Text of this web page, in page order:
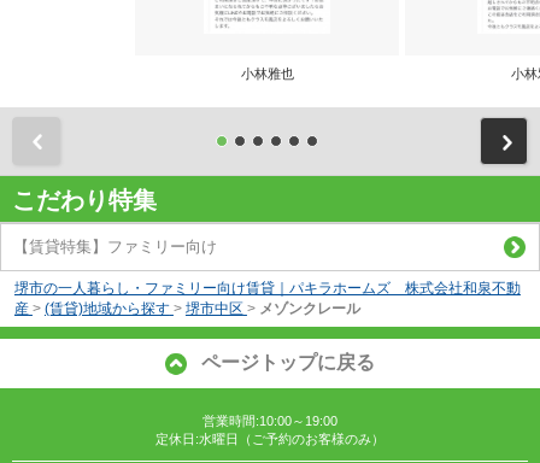
小林雅也 小林
こだわり特集
【賃貸特集】ファミリー向け
堺市の一人暮らし・ファミリー向け賃貸｜パキラホームズ 株式会社和泉不動
産 > (賃貸)地域から探す > 堺市中区 > メゾンクレール
ページトップに戻る
営業時間:10:00～19:00
定休日:水曜日（ご予約のお客様のみ）